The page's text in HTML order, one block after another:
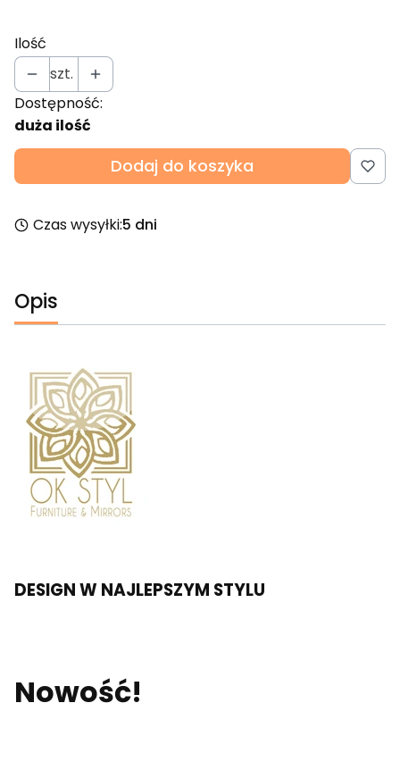
Ilość
szt.
Dostępność:
duża ilość
Dodaj do koszyka
Czas wysyłki:5 dni
Opis
DESIGN W NAJLEPSZYM STYLU
Nowość!